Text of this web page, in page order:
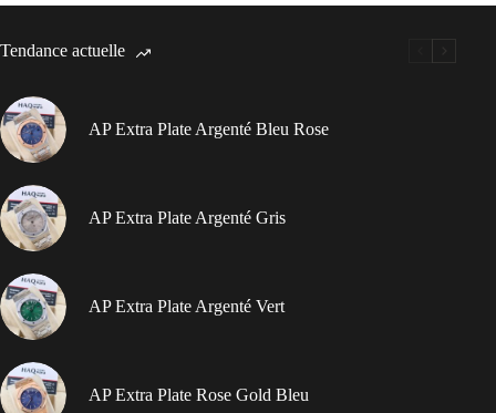
Tendance actuelle
AP Extra Plate Argenté Bleu Rose
AP Extra Plate Argenté Gris
AP Extra Plate Argenté Vert
AP Extra Plate Rose Gold Bleu